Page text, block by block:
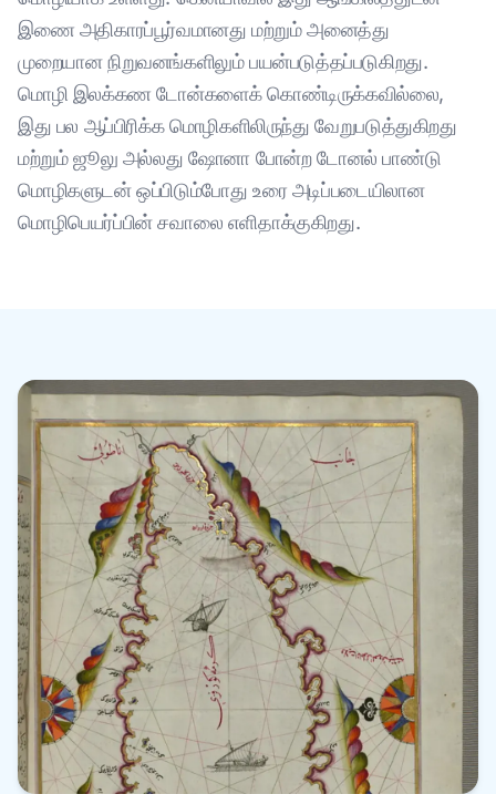
இணை அதிகாரப்பூர்வமானது மற்றும் அனைத்து
முறையான நிறுவனங்களிலும் பயன்படுத்தப்படுகிறது.
மொழி இலக்கண டோன்களைக் கொண்டிருக்கவில்லை,
இது பல ஆப்பிரிக்க மொழிகளிலிருந்து வேறுபடுத்துகிறது
மற்றும் ஜூலு அல்லது ஷோனா போன்ற டோனல் பாண்டு
மொழிகளுடன் ஒப்பிடும்போது உரை அடிப்படையிலான
மொழிபெயர்ப்பின் சவாலை எளிதாக்குகிறது.